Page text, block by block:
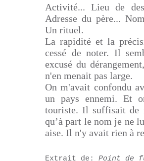
Activité... Lieu de
Adresse du père...
Un rituel.
La rapidité et la
cessé de noter. Il
excusé du
n'en menait pas large.
On m'avait confondu
un pays ennemi. Et
touriste. Il suffisait de
qu’à part le nom je ne
aise. Il n'y avait rien à
Extrait de: Point de